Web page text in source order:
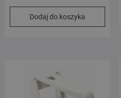
cena
39.99 zł.
cena
34.99 zł.
Dodaj do koszyka